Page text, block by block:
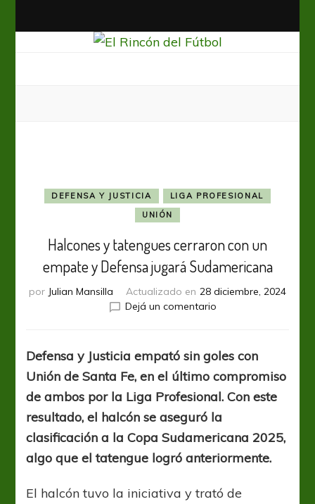
DEFENSA Y JUSTICIA
LIGA PROFESIONAL
UNIÓN
Halcones y tatengues cerraron con un
empate y Defensa jugará Sudamericana
por Julian Mansilla Actualizado en 28 diciembre, 2024
Dejá un comentarioen
tatengues
cerraron
con
un
y
Defensa
jugará
Defensa y Justicia empató sin goles con
Unión de Santa Fe, en el último compromiso
de ambos por la Liga Profesional. Con este
resultado, el halcón se aseguró la
clasificación a la Copa Sudamericana 2025,
algo que el tatengue logró anteriormente.
El halcón tuvo la iniciativa y trató de